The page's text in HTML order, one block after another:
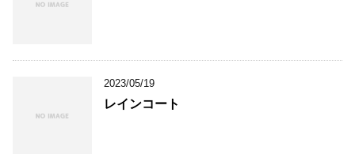
2023/05/19
レインコート